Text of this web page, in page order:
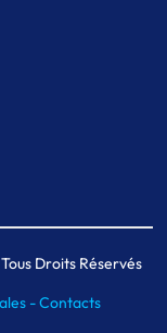
Droits Réservés
-Contacts